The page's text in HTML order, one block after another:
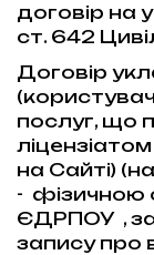
договір на
ст. 642
Договір
послуг, що
на Сайті)
- фізичною
ЄДРПОУ ,
запису про